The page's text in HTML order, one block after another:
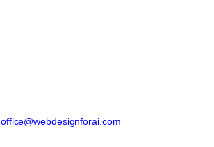
office@webdesignforai.com